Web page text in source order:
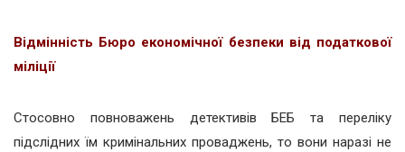
Відмінність Бюро економічної безпеки від податкової
міліції
Стосовно повноважень детективів БЕБ та переліку
підслідних їм кримінальних проваджень, то вони наразі не